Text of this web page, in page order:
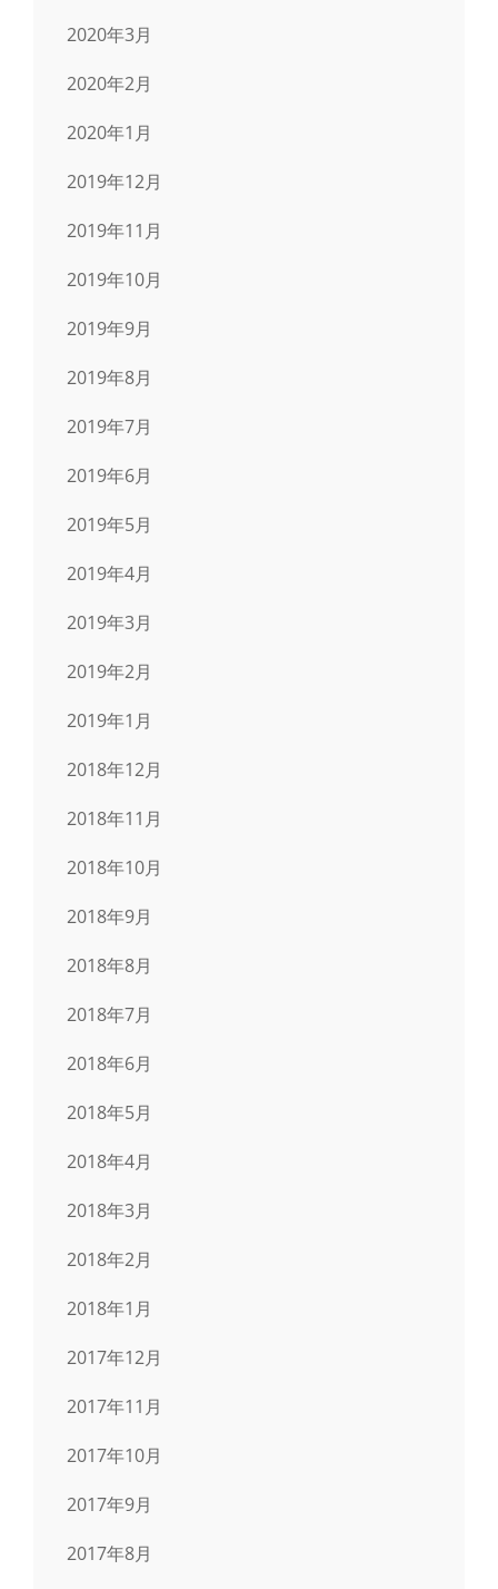
2020年3月
2020年2月
2020年1月
2019年12月
2019年11月
2019年10月
2019年9月
2019年8月
2019年7月
2019年6月
2019年5月
2019年4月
2019年3月
2019年2月
2019年1月
2018年12月
2018年11月
2018年10月
2018年9月
2018年8月
2018年7月
2018年6月
2018年5月
2018年4月
2018年3月
2018年2月
2018年1月
2017年12月
2017年11月
2017年10月
2017年9月
2017年8月